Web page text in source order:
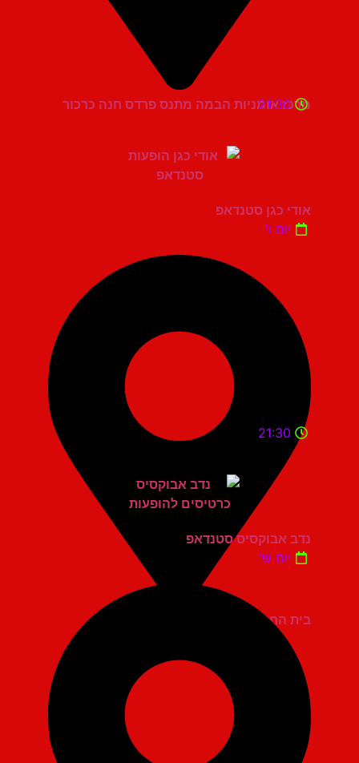
מרכז אומניות הבמה מתנס פרדס חנה כרכור
21:30
אודי כגן סטנדאפ
יום ו'
בית החייל תל אביב
21:30
נדב אבוקסיס סטנדאפ
יום ש'